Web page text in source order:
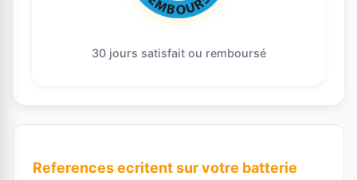
30 jours satisfait ou remboursé
References ecritent sur votre batterie